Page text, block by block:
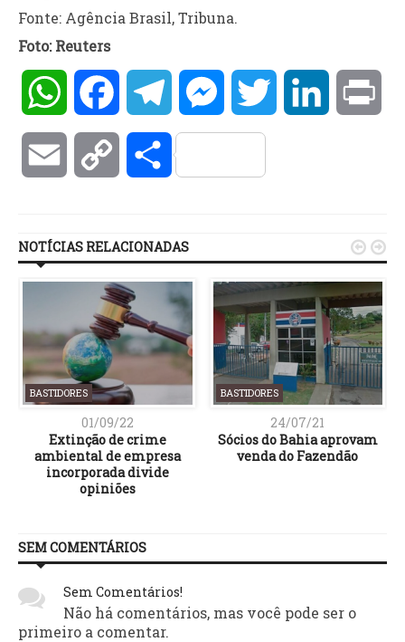
Fonte: Agência Brasil, Tribuna.
Foto: Reuters
WhatsAppFacebookTelegramMessengerTwitter LinkedIn
Email Copy Compartilhar
NOTÍCIAS RELACIONADAS
BASTIDORES
01/09/22
Extinção de crime
ambiental de empresa
incorporada divide
opiniões
BASTIDORES
24/07/21
Sócios do Bahia aprovam
venda do Fazendão
 
SEM COMENTÁRIOS
Sem Comentários!
Não há comentários, mas você pode ser o
primeiro a comentar.